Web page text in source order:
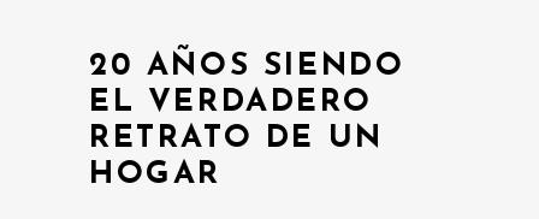
20 AÑOS SIENDO
EL VERDADERO
RETRATO DE UN
HOGAR